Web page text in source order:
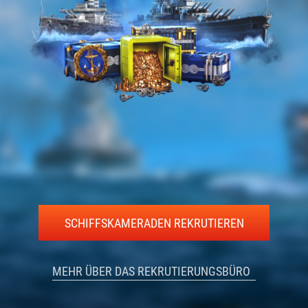
SCHIFFSKAMERADEN REKRUTIEREN
MEHR ÜBER DAS REKRUTIERUNGSBÜRO